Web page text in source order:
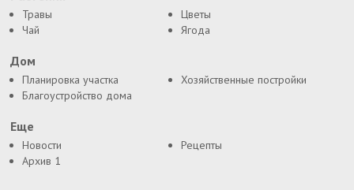
Травы
Цветы
Чай
Ягода
Дом
Планировка участка
Хозяйственные постройки
Благоустройство дома
Еще
Новости
Рецепты
Архив 1